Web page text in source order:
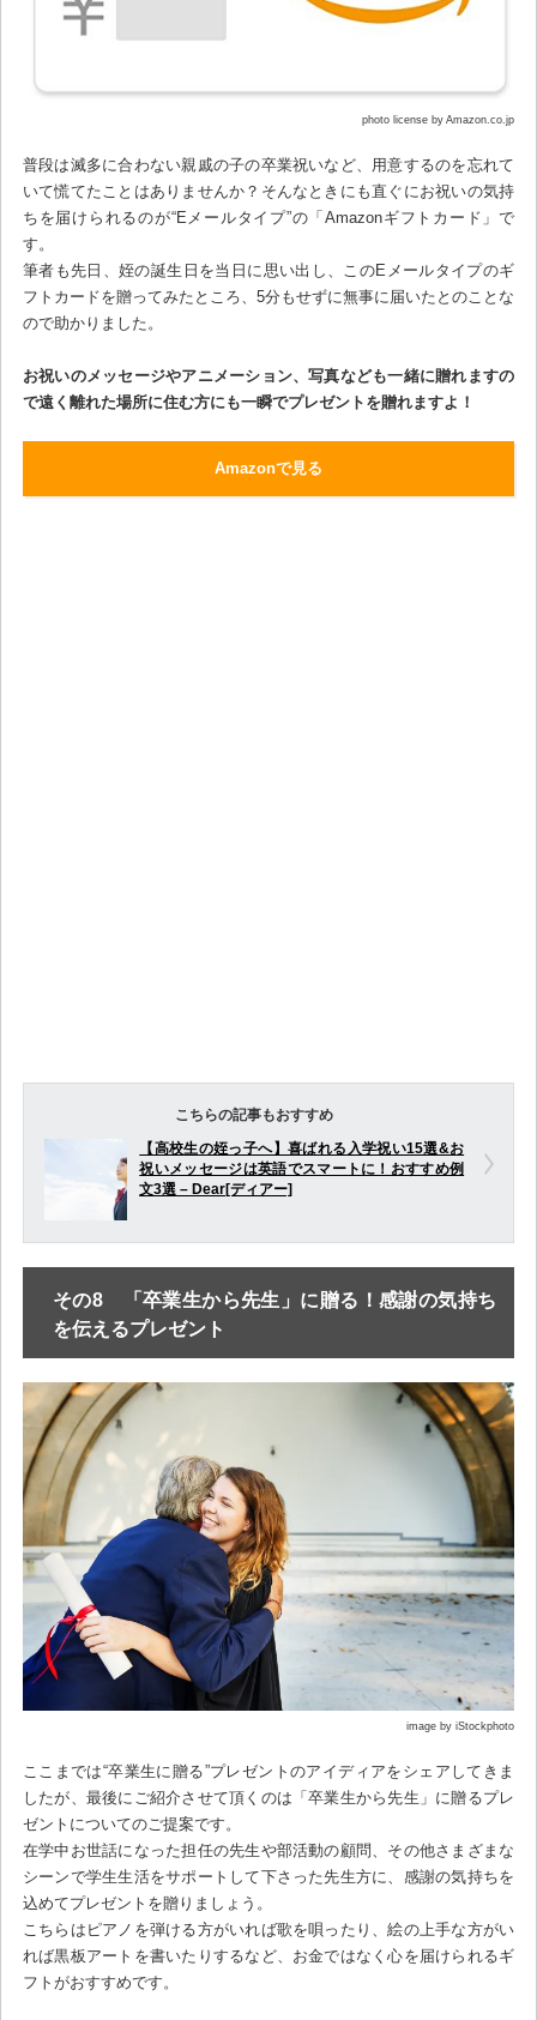
photo license by Amazon.co.jp
普段は滅多に合わない親戚の子の卒業祝いなど、用意するのを忘れて
いて慌てたことはありませんか？そんなときにも直ぐにお祝いの気持
ちを届けられるのが“Eメールタイプ”の「Amazonギフトカード」で
す。
筆者も先日、姪の誕生日を当日に思い出し、このEメールタイプのギ
フトカードを贈ってみたところ、5分もせずに無事に届いたとのことな
ので助かりました。
お祝いのメッセージやアニメーション、写真なども一緒に贈れますの
で遠く離れた場所に住む方にも一瞬でプレゼントを贈れますよ！
Amazonで見る
こちらの記事もおすすめ
【高校生の姪っ子へ】喜ばれる入学祝い15選&お
祝いメッセージは英語でスマートに！おすすめ例
文3選 – Dear[ディアー]
その8 「卒業生から先生」に贈る！感謝の気持ち
を伝えるプレゼント
image by iStockphoto
ここまでは“卒業生に贈る”プレゼントのアイディアをシェアしてきま
したが、最後にご紹介させて頂くのは「卒業生から先生」に贈るプレ
ゼントについてのご提案です。
在学中お世話になった担任の先生や部活動の顧問、その他さまざまな
シーンで学生生活をサポートして下さった先生方に、感謝の気持ちを
込めてプレゼントを贈りましょう。
こちらはピアノを弾ける方がいれば歌を唄ったり、絵の上手な方がい
れば黒板アートを書いたりするなど、お金ではなく心を届けられるギ
フトがおすすめです。